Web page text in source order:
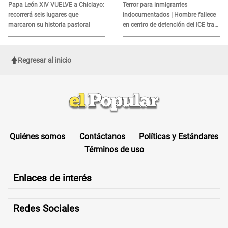
Papa León XIV VUELVE a Chiclayo:
recorrerá seis lugares que
marcaron su historia pastoral
es?
Terror para inmigrantes
indocumentados | Hombre fallece
en centro de detención del ICE tras
sufrir una "emergencia médica"
Regresar al inicio
Quiénes somos Contáctanos
Políticas y Estándares
Términos de uso
Enlaces de interés
Redes Sociales